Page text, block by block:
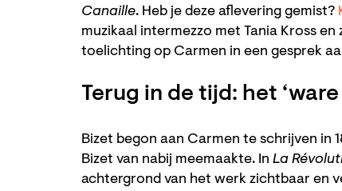
Canaille. Heb je deze aflevering gemist?
muzikaal intermezzo met Tania Kross
toelichting op Carmen in een gesprek
Terug in de tijd: het
Bizet begon aan Carmen te schrijven in
Bizet van nabij meemaakte. In La
achtergrond van het werk zichtbaar en